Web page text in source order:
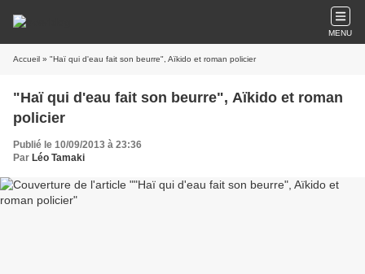
MENU
Accueil » "Haï qui d'eau fait son beurre", Aïkido et roman policier
"Haï qui d'eau fait son beurre", Aïkido et roman
policier
Publié le 10/09/2013 à 23:36
Par Léo Tamaki